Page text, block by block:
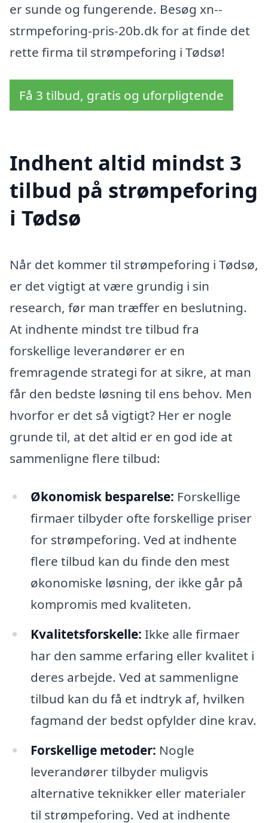
er sunde og fungerende. Besøg xn--
strmpeforing-pris-20b.dk for at finde det
rette firma til strømpeforing i Tødsø!
Få 3 tilbud, gratis og uforpligtende
Indhent altid mindst 3
tilbud på strømpeforing
i Tødsø
Når det kommer til strømpeforing i Tødsø,
er det vigtigt at være grundig i sin
research, før man træffer en beslutning.
At indhente mindst tre tilbud fra
forskellige leverandører er en
fremragende strategi for at sikre, at man
får den bedste løsning til ens behov. Men
hvorfor er det så vigtigt? Her er nogle
grunde til, at det altid er en god ide at
sammenligne flere tilbud:
Økonomisk besparelse: Forskellige
firmaer tilbyder ofte forskellige priser
for strømpeforing. Ved at indhente
flere tilbud kan du finde den mest
økonomiske løsning, der ikke går på
kompromis med kvaliteten.
Kvalitetsforskelle: Ikke alle firmaer
har den samme erfaring eller kvalitet i
deres arbejde. Ved at sammenligne
tilbud kan du få et indtryk af, hvilken
fagmand der bedst opfylder dine krav.
Forskellige metoder: Nogle
leverandører tilbyder muligvis
alternative teknikker eller materialer
til strømpeforing. Ved at indhente